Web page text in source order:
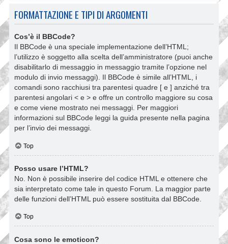
FORMATTAZIONE E TIPI DI ARGOMENTI
Cos’è il BBCode?
Il BBCode è una speciale implementazione dell’HTML;
l’utilizzo è soggetto alla scelta dell’amministratore (puoi anche
disabilitarlo di messaggio in messaggio tramite l’opzione nel
modulo di invio messaggi). Il BBCode è simile all’HTML, i
comandi sono racchiusi tra parentesi quadre [ e ] anziché tra
parentesi angolari < e > e offre un controllo maggiore su cosa
e come viene mostrato nei messaggi. Per maggiori
informazioni sul BBCode leggi la guida presente nella pagina
per l’invio dei messaggi.
Top
Posso usare l’HTML?
No. Non è possibile inserire del codice HTML e ottenere che
sia interpretato come tale in questo Forum. La maggior parte
delle funzioni dell’HTML può essere sostituita dal BBCode.
Top
Cosa sono le emoticon?